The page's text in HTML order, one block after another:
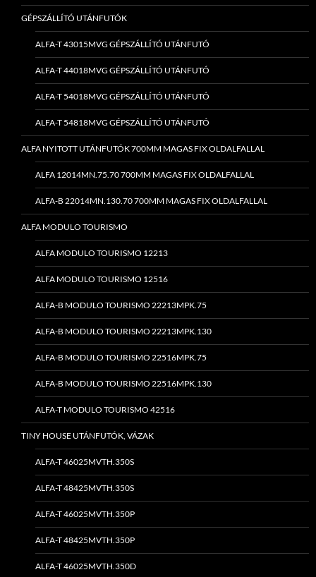
GÉPSZÁLLÍTÓ UTÁNFUTÓK
ALFA-T 43015MVG GÉPSZÁLLÍTÓ UTÁNFUTÓ
ALFA-T 44018MVG GÉPSZÁLLÍTÓ UTÁNFUTÓ
ALFA-T 54018MVG GÉPSZÁLLÍTÓ UTÁNFUTÓ
ALFA-T 54818MVG GÉPSZÁLLÍTÓ UTÁNFUTÓ
ALFA NYITOTT UTÁNFUTÓK 700MM MAGAS FIX OLDALFALLAL
ALFA 12014MN.75.70 700MM MAGAS FIX OLDALFALLAL
ALFA-B 22014MN.130.70 700MM MAGAS FIX OLDALFALLAL
ALFA MODULO TOURISMO
ALFA MODULO TOURISMO 12213
ALFA MODULO TOURISMO 12516
ALFA-B MODULO TOURISMO 22213MPK.75
ALFA-B MODULO TOURISMO 22213MPK.130
ALFA-B MODULO TOURISMO 22516MPK.75
ALFA-B MODULO TOURISMO 22516MPK.130
ALFA-T MODULO TOURISMO 42516
TINY HOUSE UTÁNFUTÓK, VÁZAK
ALFA-T 46025MVTH.350S
ALFA-T 48425MVTH.350S
ALFA-T 46025MVTH.350P
ALFA-T 48425MVTH.350P
ALFA-T 46025MVTH.350D